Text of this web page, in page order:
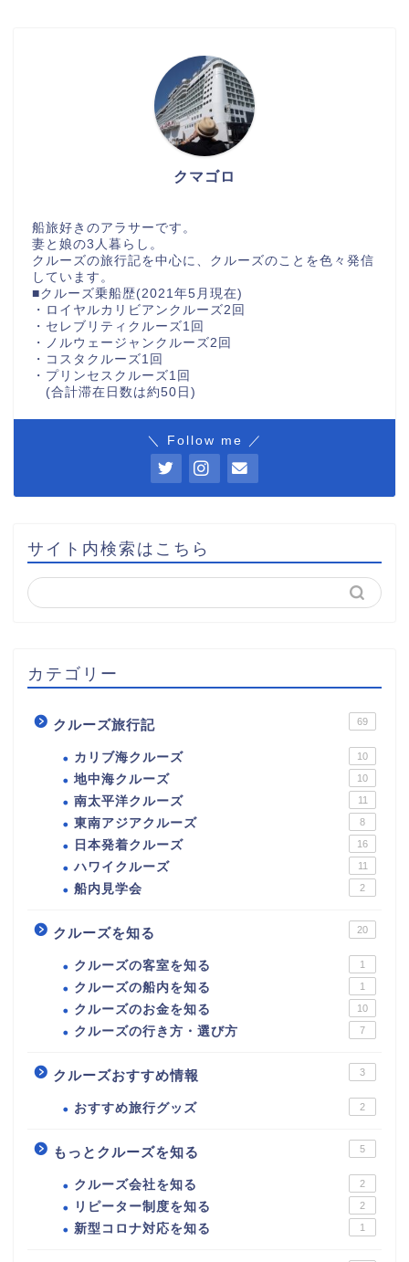
クマゴロ
船旅好きのアラサーです。
妻と娘の3人暮らし。
クルーズの旅行記を中心に、クルーズのことを色々発信
しています。
■クルーズ乗船歴(2021年5月現在)
・ロイヤルカリビアンクルーズ2回
・セレブリティクルーズ1回
・ノルウェージャンクルーズ2回
・コスタクルーズ1回
・プリンセスクルーズ1回
(合計滞在日数は約50日)
＼ Follow me ／
サイト内検索はこちら
カテゴリー
クルーズ旅行記 69
カリブ海クルーズ 10
地中海クルーズ 10
南太平洋クルーズ 11
東南アジアクルーズ 8
日本発着クルーズ 16
ハワイクルーズ 11
船内見学会 2
クルーズを知る 20
クルーズの客室を知る 1
クルーズの船内を知る 1
クルーズのお金を知る 10
クルーズの行き方・選び方 7
クルーズおすすめ情報 3
おすすめ旅行グッズ 2
もっとクルーズを知る 5
クルーズ会社を知る 2
リピーター制度を知る 2
新型コロナ対応を知る 1